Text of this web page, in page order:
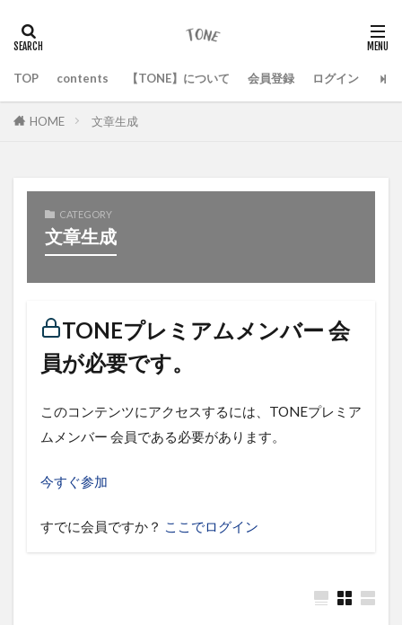
TOP contents 【TONE】について 会員登録 ログイン
HOME 文章生成
CATEGORY
文章生成
TONEプレミアムメンバー 会
員が必要です。
このコンテンツにアクセスするには、TONEプレミア
ムメンバー 会員である必要があります。
今すぐ参加
すでに会員ですか？ ここでログイン